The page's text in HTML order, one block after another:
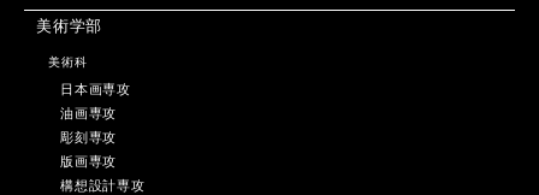
美術学部
美術科
日本画専攻
油画専攻
彫刻専攻
版画専攻
構想設計専攻